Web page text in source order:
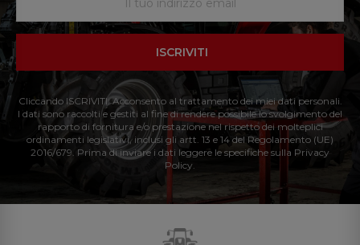
ISCRIVITI
Cliccando ISCRIVITI: Acconsento al trattamento dei miei dati personali.
I dati sono raccolti e gestiti al fine di rendere possibile lo svolgimento del
rapporto di fornitura e/o prestazione nel rispetto dei molteplici
ordinamenti legislativi, inclusi gli artt. 13 e 14 del Regolamento (UE)
2016/679. Prima di inviare i dati leggere le specifiche sulla Privacy
Policy.